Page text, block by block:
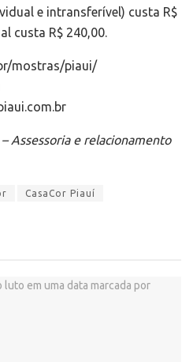
e intransferível) custa R$
custa R$ 240,00.
mostras/piaui/
Assessoria e relacionamento
CasaCor Piauí